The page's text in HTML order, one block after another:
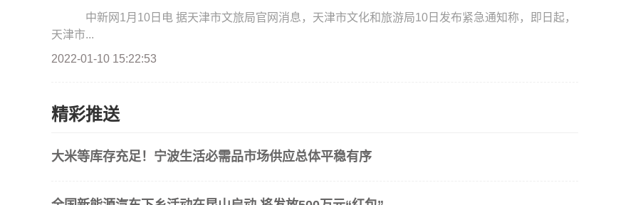
中新网1月10日电 据天津市文旅局官网消息，天津市文化和旅游局10日发布紧急通知称，即日起，
天津市...
2022-01-10 15:22:53
精彩推送
大米等库存充足！宁波生活必需品市场供应总体平稳有序